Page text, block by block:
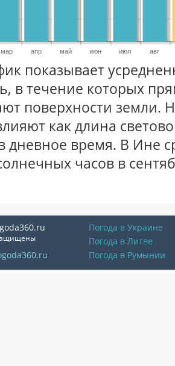
мар апр май июн июл авг
показывает
в течение которых
поверхности земли.
как длина
дневное время. В Ине
часов в
Погода в Украине
Погода в Литве
Погода в Румынии